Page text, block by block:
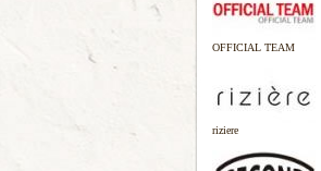
OFFICIAL TEAM
riziere